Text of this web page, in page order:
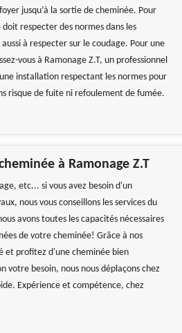
jusqu’à la sortie de cheminée. Pour
respecter des normes dans les
à respecter sur le coudage. Pour une
vous à Ramonage Z.T, un professionnel
installation respectant les normes pour
risque de fuite ni refoulement de fumée.
à Ramonage Z.T
etc... si vous avez besoin d'un
nous vous conseillons les services du
avons toutes les capacités nécessaires
de votre cheminée! Grâce à nos
et profitez d'une cheminée bien
votre besoin, nous nous déplaçons chez
Expérience et compétence, chez